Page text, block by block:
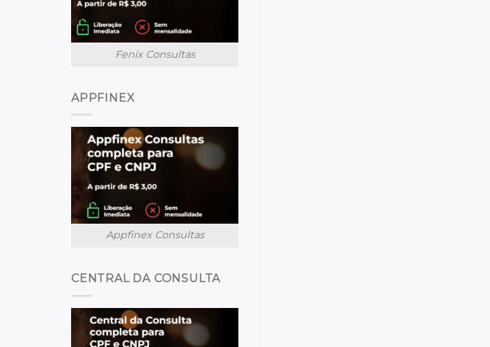
Fenix Consultas
APPFINEX
Appfinex Consultas
CENTRAL DA CONSULTA